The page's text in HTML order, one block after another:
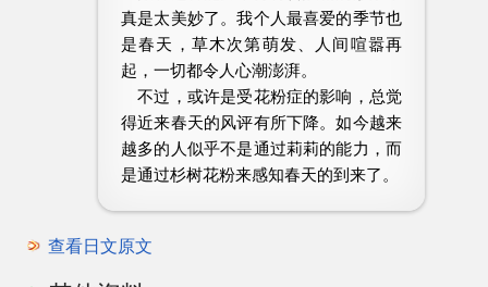
真是太美妙了。我个人最喜爱的季节也
是春天，草木次第萌发、人间喧嚣再
起，一切都令人心潮澎湃。
不过，或许是受花粉症的影响，总觉
得近来春天的风评有所下降。如今越来
越多的人似乎不是通过莉莉的能力，而
是通过杉树花粉来感知春天的到来了。
查看日文原文